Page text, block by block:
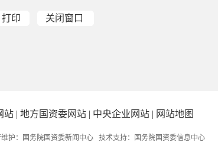
打印 关闭窗口